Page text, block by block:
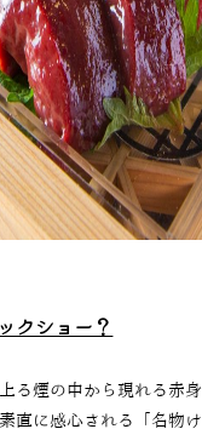
クショー？
る煙の中から現れる赤
直に感心される「名物